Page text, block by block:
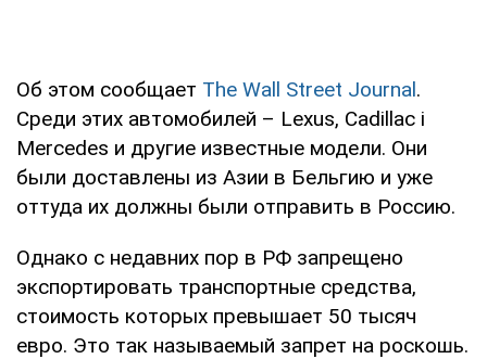
Об этом сообщает The Wall Street Journal.
Среди этих автомобилей – Lexus, Cadillac і
Mercedes и другие известные модели. Они
были доставлены из Азии в Бельгию и уже
оттуда их должны были отправить в Россию.
Однако с недавних пор в РФ запрещено
экспортировать транспортные средства,
стоимость которых превышает 50 тысяч
евро. Это так называемый запрет на роскошь.